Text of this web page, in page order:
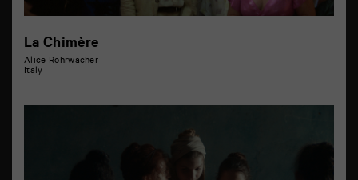
La Chimère
Alice Rohrwacher
Italy